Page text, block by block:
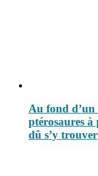
Au fond d’un
ptérosaures à
dû s’y trouver